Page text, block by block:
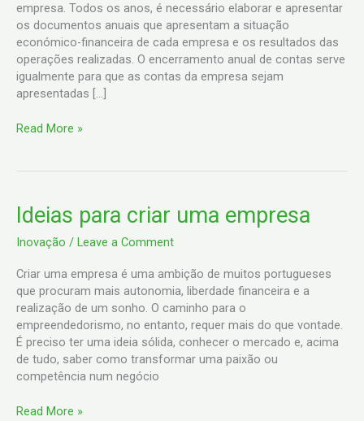
empresa. Todos os anos, é necessário elaborar e apresentar
os documentos anuais que apresentam a situação
económico-financeira de cada empresa e os resultados das
operações realizadas. O encerramento anual de contas serve
igualmente para que as contas da empresa sejam
apresentadas […]
Read More »
Ideias para criar uma empresa
Inovação / Leave a Comment
Criar uma empresa é uma ambição de muitos portugueses
que procuram mais autonomia, liberdade financeira e a
realização de um sonho. O caminho para o
empreendedorismo, no entanto, requer mais do que vontade.
É preciso ter uma ideia sólida, conhecer o mercado e, acima
de tudo, saber como transformar uma paixão ou
competência num negócio
Ideias
para
criar
empresa
Read More »